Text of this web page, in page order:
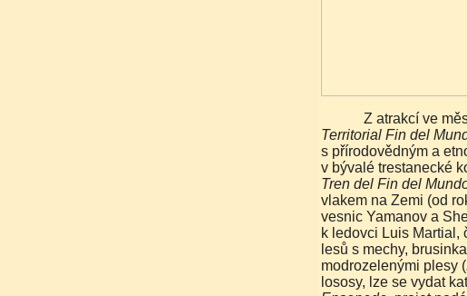
Z atrakcí ve
Territorial Fin del
s přírodovědným a
v bývalé trestanecké
Tren del Fin del
vlakem na Zemi (od
vesnic Yamanov a
k ledovci Luis Martial,
lesů s mechy,
modrozelenými plesy (
lososy, lze se vydat